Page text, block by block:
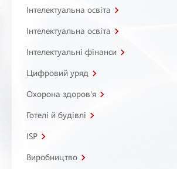
Інтелектуальна освіта
Інтелектуальна освіта
Інтелектуальні фінанси
Цифровий уряд
Охорона здоров'я
Готелі й будівлі
ISP
Виробництво